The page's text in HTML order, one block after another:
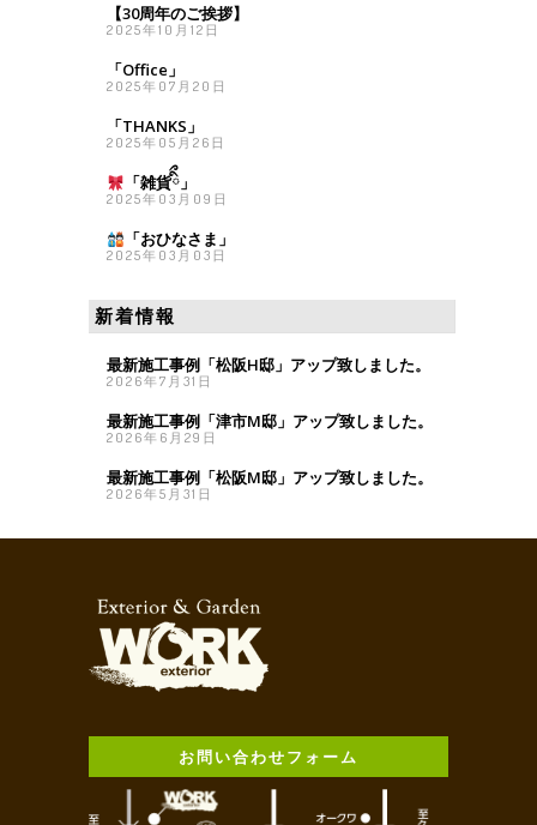
【30周年のご挨拶】
2025年10月12日
「Office」
2025年07月20日
「THANKS」
2025年05月26日
「雑貨ིྀ」
2025年03月09日
「おひなさま 」
2025年03月03日
新着情報
最新施工事例「松阪H邸」アップ致しました。
2026年7月31日
最新施工事例「津市M邸」アップ致しました。
2026年6月29日
最新施工事例「松阪M邸」アップ致しました。
2026年5月31日
お問い合わせフォーム